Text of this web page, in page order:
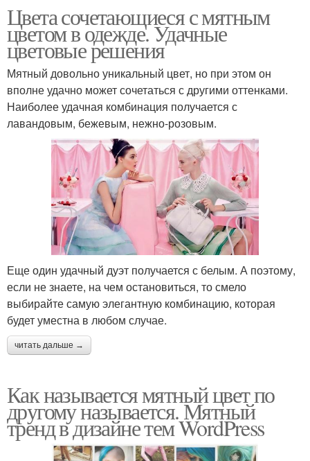
Цвета сочетающиеся с мятным
цветом в одежде. Удачные
цветовые решения
Мятный довольно уникальный цвет, но при этом он
вполне удачно может сочетаться с другими оттенками.
Наиболее удачная комбинация получается с
лавандовым, бежевым, нежно-розовым.
Еще один удачный дуэт получается с белым. А поэтому,
если не знаете, на чем остановиться, то смело
выбирайте самую элегантную комбинацию, которая
будет уместна в любом случае.
читать дальше →
Как называется мятный цвет по
другому называется. Мятный
тренд в дизайне тем WordPress